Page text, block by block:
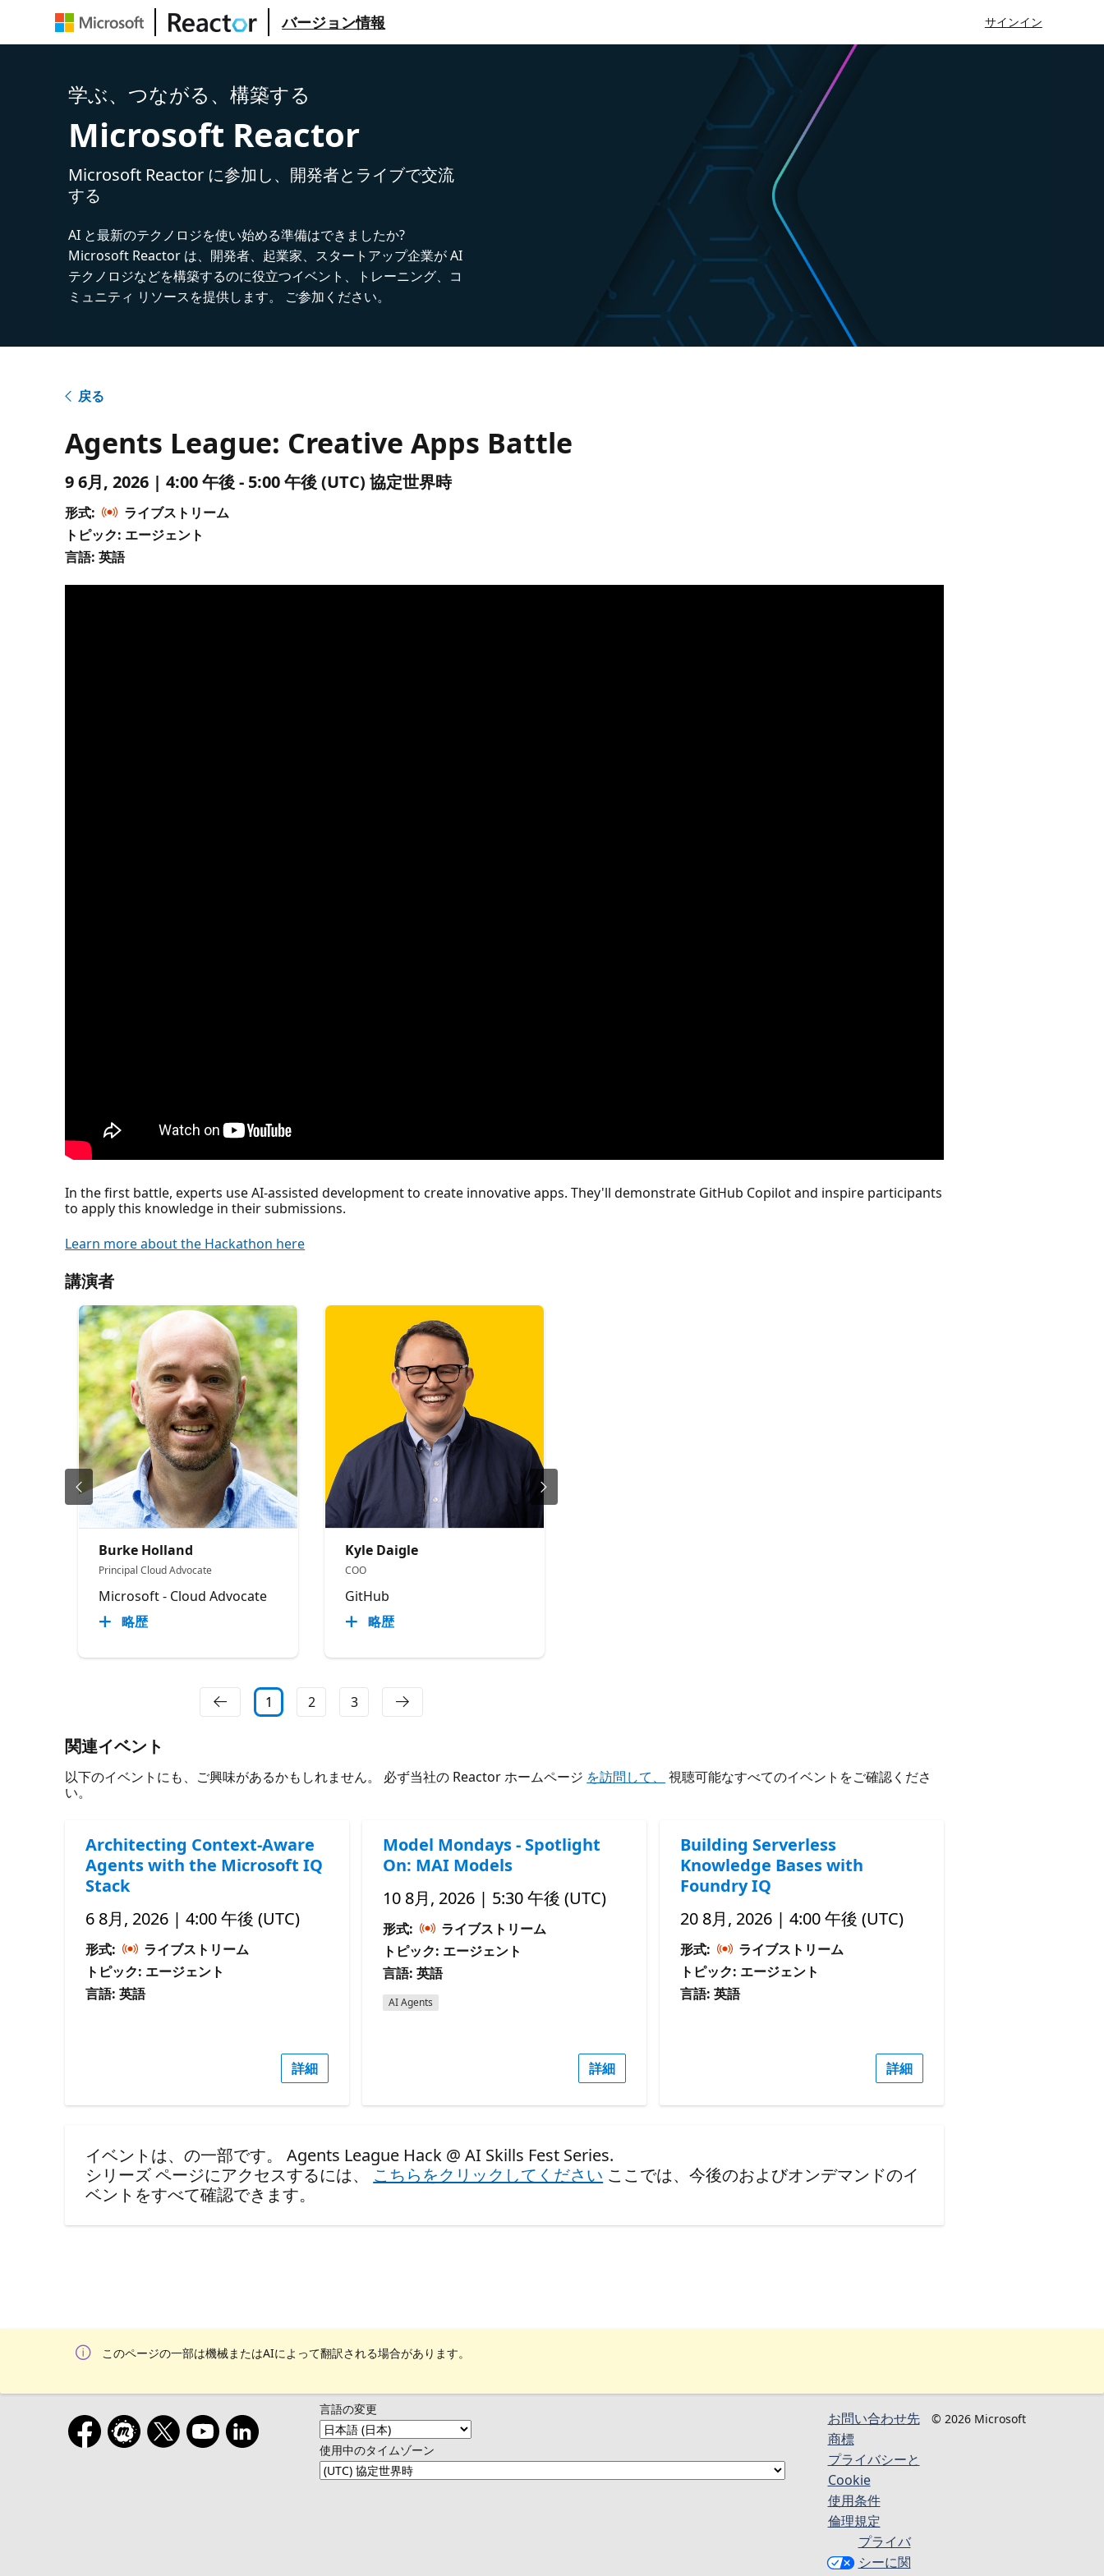
バージョン情報 サインイン
学ぶ、つながる、構築する
Microsoft Reactor
Microsoft Reactor に参加し、開発者とライブで交流
する
AI と最新のテクノロジを使い始める準備はできましたか?
Microsoft Reactor は、開発者、起業家、スタートアップ企業が AI
テクノロジなどを構築するのに役立つイベント、トレーニング、コ
ミュニティ リソースを提供します。 ご参加ください。
戻る
Agents League: Creative Apps Battle
9 6月, 2026 | 4:00 午後 - 5:00 午後 (UTC) 協定世界時
形式:
ライブストリーム
トピック: エージェント
言語: 英語
In the first battle, experts use AI-assisted development to create innovative apps. They'll demonstrate GitHub Copilot and inspire participants
to apply this knowledge in their submissions.
Learn more about the Hackathon here
講演者
Burke Holland
Principal Cloud Advocate
Microsoft - Cloud Advocate
略歴
Kyle Daigle
COO
GitHub
略歴
1 2 3
関連イベント
以下のイベントにも、ご興味があるかもしれません。 必ず当社の Reactor ホームページ を訪問して、
視聴可能なすべてのイベントをご確認くださ
い。
Architecting Context-Aware
Agents with the Microsoft IQ
Stack
6 8月, 2026 | 4:00 午後 (UTC)
形式:
ライブストリーム
トピック: エージェント
言語: 英語
詳細
Model Mondays - Spotlight
On: MAI Models
10 8月, 2026 | 5:30 午後 (UTC)
形式:
ライブストリーム
トピック: エージェント
言語: 英語
AI Agents
詳細
Building Serverless
Knowledge Bases with
Foundry IQ
20 8月, 2026 | 4:00 午後 (UTC)
形式:
ライブストリーム
トピック: エージェント
言語: 英語
詳細
イベントは、の一部です。 Agents League Hack @ AI Skills Fest Series.
シリーズ ページにアクセスするには、 こちらをクリックしてください ここでは、今後のおよびオンデマンドのイ
ベントをすべて確認できます。
このページの一部は機械またはAIによって翻訳される場合があります。
言語の変更
使用中のタイムゾーン
お問い合わせ先
商標
プライバシーと
Cookie
使用条件
倫理規定
プライバ
シーに関
© 2026 Microsoft